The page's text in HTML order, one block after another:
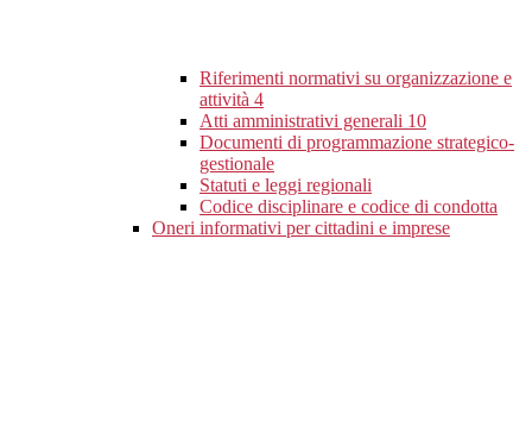
Riferimenti normativi su organizzazione e
attività 4
Atti amministrativi generali 10
Documenti di programmazione strategico-
gestionale
Statuti e leggi regionali
Codice disciplinare e codice di condotta
Oneri informativi per cittadini e imprese